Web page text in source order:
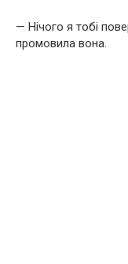
— Нічого я тобі
промовила вона.